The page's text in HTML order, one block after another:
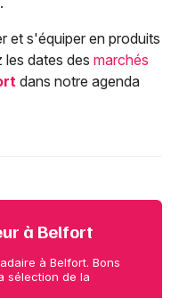
et s'équiper en produits
dates des marchés
dans notre agenda
à Belfort
à Belfort. Bons
sélection de la